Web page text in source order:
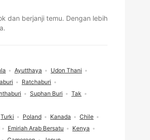
dan berjanji temu. Dengan lebih
Turki Poland Kanada
Chile
Emiriah Arab Bersatu
Kenya
Ayutthaya
Udon Thani
Ratchaburi
Suphan Buri
Tak